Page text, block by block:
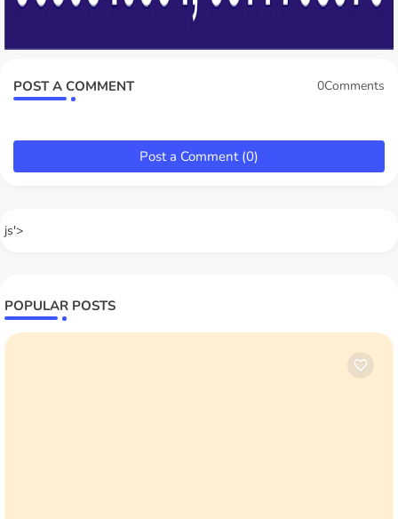
POST A COMMENT 0Comments
Post a Comment (0)
js'>
POPULAR POSTS